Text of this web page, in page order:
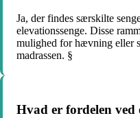
Ja, der findes særskilte
elevationssenge. Disse
mulighed for hævning eller
madrassen. §
Hvad er fordelen ved